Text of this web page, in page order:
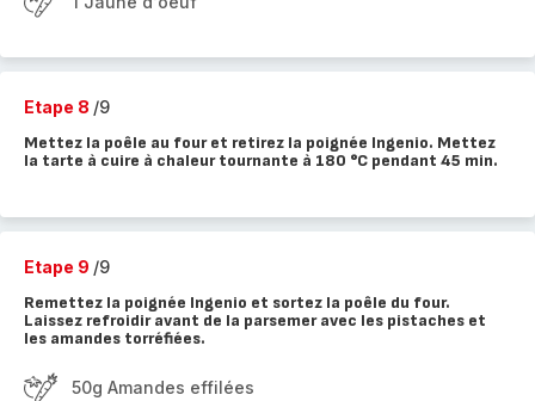
Etape 8 /9
Mettez la poêle au four et retirez la poignée Ingenio. Mettez
la tarte à cuire à chaleur tournante à 180 °C pendant 45 min.
Etape 9 /9
Remettez la poignée Ingenio et sortez la poêle du four.
Laissez refroidir avant de la parsemer avec les pistaches et
les amandes torréfiées.
50g Amandes effilées